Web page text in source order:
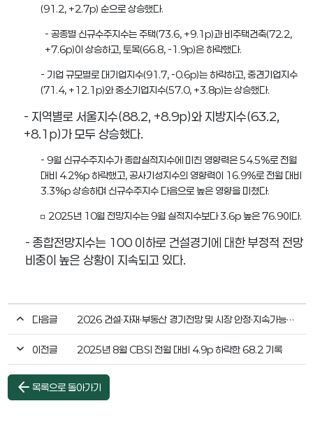
(91.2, +2.7p) 순으로 상승했다.
- 공종별 신규수주지수는 주택(73.6, +9.1p)과 비주택건축(72.2,
+7.6p)이 상승하고, 토목(66.8, -1.9p)은 하락했다.
- 기업 규모별로 대기업지수(91.7, -0.6p)는 하락하고, 중견기업지수
(71.4, +12.1p)와 중소기업지수(57.0, +3.8p)는 상승했다.
- 지역별로 서울지수(88.2, +8.9p)와 지방지수(63.2,
+8.1p)가 모두 상승했다.
- 9월 신규수주지수가 종합실적지수에 미친 영향력은 54.5%로 전월
대비 4.2%p 하락했고, 공사기성지수의 영향력이 16.9%로 전월 대비
3.3%p 상승하며 신규수주지수 다음으로 높은 영향을 미쳤다.
□ 2025년 10월 전망지수는 9월 실적지수보다 3.6p 높은 76.9이다.
- 종합전망지수는 100 이하로 건설경기에 대한 부정적 전망
비중이 높은 상황이 지속되고 있다.
다음글 2026 건설·자재·부동산 경기전망 및 시장 안정·지속가능성 확보 세미나
이전글 2025년 8월 CBSI 전월 대비 4.9p 하락한 68.2 기록
arrow_back 목록으로 돌아가기